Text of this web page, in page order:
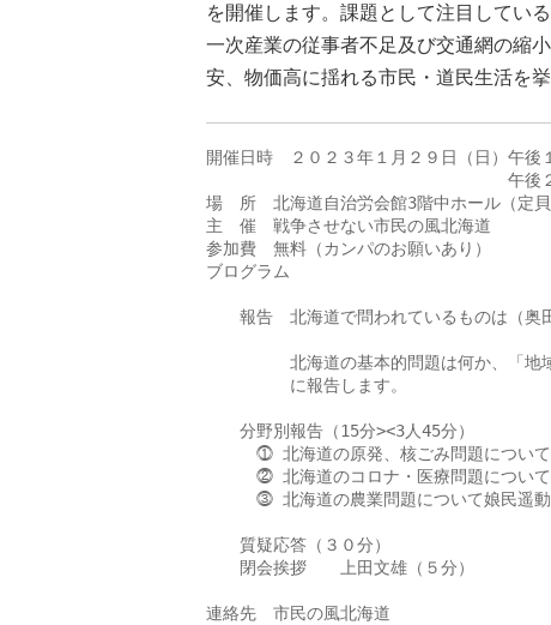
を開催します。課題として注目してい
一次産業の従事者不足及び交通網の縮
安、物価高に揺れる市民・道民生活を
開催日時　２０２３年１月２９日（日）午後
午後２時開会、午後
場　所　北海道自治労会館3階中ホール（定貝
主　催　戦争させない市民の風北海道
参加費　無料（カンパのお願いあり）
ブログラム
報告　北海道で問われているものは（奥
（北海道
北海道の基本的問題は何か、「地域を
に報告します。
分野別報告（15分><3人45分）
⓵ 北海道の原発、核ごみ問題について（
⓶ 北海道のコロナ・医療問題について（
⓷ 北海道の農業問題について娘民遥動北
質疑応答（３０分）
閉会挨拶　　上田文雄（５分）
以
連絡先　市民の風北海道